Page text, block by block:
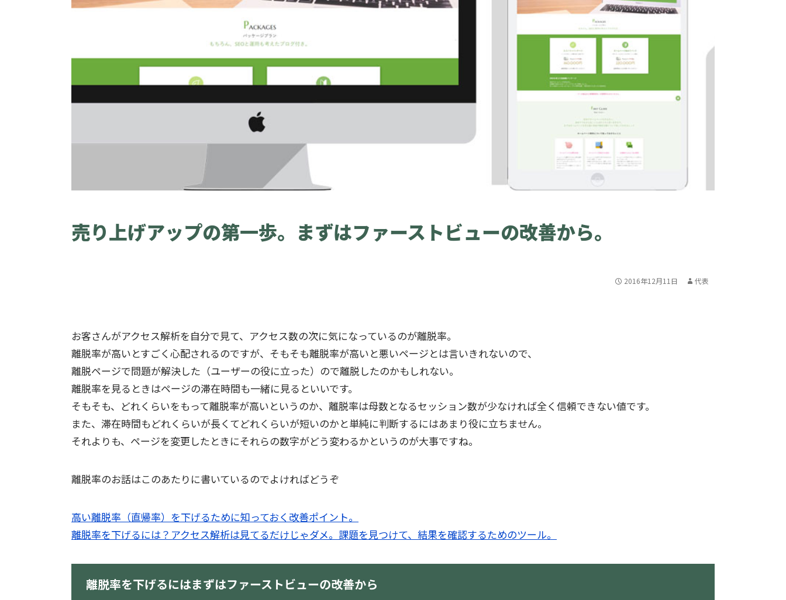
売り上げアップの第一歩。まずはファーストビューの改善から。
2016年12月11日 代表
お客さんがアクセス解析を自分で見て、アクセス数の次に気になっているのが離脱率。
離脱率が高いとすごく心配されるのですが、そもそも離脱率が高いと悪いページとは言いきれないので、
離脱ページで問題が解決した（ユーザーの役に立った）ので離脱したのかもしれない。
離脱率を見るときはページの滞在時間も一緒に見るといいです。
そもそも、どれくらいをもって離脱率が高いというのか、離脱率は母数となるセッション数が少なければ全く信頼できない値です。
また、滞在時間もどれくらいが長くてどれくらいが短いのかと単純に判断するにはあまり役に立ちません。
それよりも、ページを変更したときにそれらの数字がどう変わるかというのが大事ですね。
離脱率のお話はこのあたりに書いているのでよければどうぞ
高い離脱率（直帰率）を下げるために知っておく改善ポイント。
離脱率を下げるには？アクセス解析は見てるだけじゃダメ。課題を見つけて、結果を確認するためのツール。
離脱率を下げるにはまずはファーストビューの改善から